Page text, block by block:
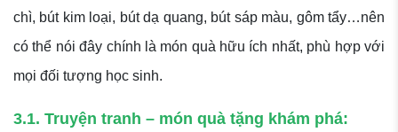
chì, bút kim loại, bút dạ quang, bút sáp màu, gôm tẩy…nên
có thể nói đây chính là món quà hữu ích nhất, phù hợp với
mọi đối tượng học sinh.
3.1. Truyện tranh – món quà tặng khám phá: